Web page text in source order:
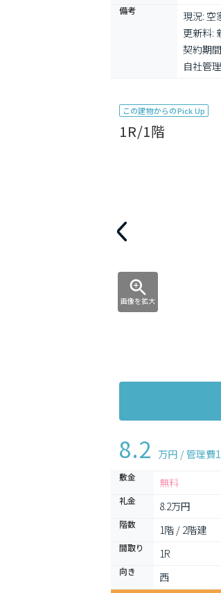
備考
現況: 空
更新料:
契約期
自社管
この建物からのPick Up
1R/1階
画像を拡大
8.2 万円 / 管理費
敷金 無料
礼金 8.2万円
階数 1階 / 2階建
間取り 1R
向き
西